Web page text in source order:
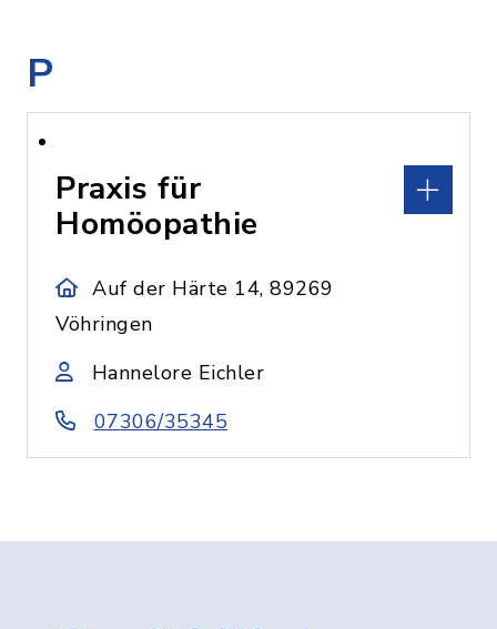
P
Praxis für
Homöopathie
Auf der Härte 14, 89269
Vöhringen
Hannelore Eichler
07306/35345